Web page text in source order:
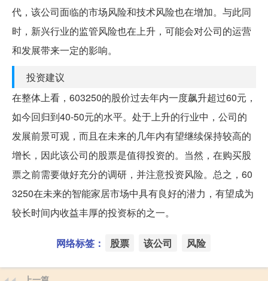
代，该公司面临的市场风险和技术风险也在增加。与此同
时，新兴行业的监管风险也在上升，可能会对公司的运营
和发展带来一定的影响。
投资建议
在整体上看，603250的股价过去年内一度飙升超过60元，
如今回归到40-50元的水平。处于上升的行业中，公司的
发展前景可观，而且在未来的几年内有望继续保持较高的
增长，因此该公司的股票是值得投资的。当然，在购买股
票之前需要做好充分的调研，并注意投资风险。总之，60
3250在未来的智能家居市场中具有良好的潜力，有望成为
较长时间内收益丰厚的投资标的之一。
网络标签： 股票 该公司 风险